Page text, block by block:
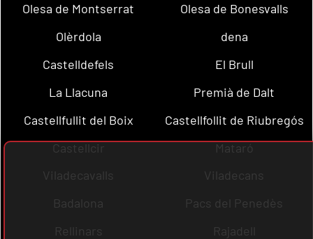
Olesa de Montserrat
Olesa de Bonesvalls
Olèrdola
dena
Castelldefels
El Brull
La Llacuna
Premià de Dalt
Castellfullit del Boix
Castellfollit de Riubregós
Castellcir
Mataró
Viladecavalls
Viladecans
Badalona
Pacs del Penedès
Rellinars
Rajadell